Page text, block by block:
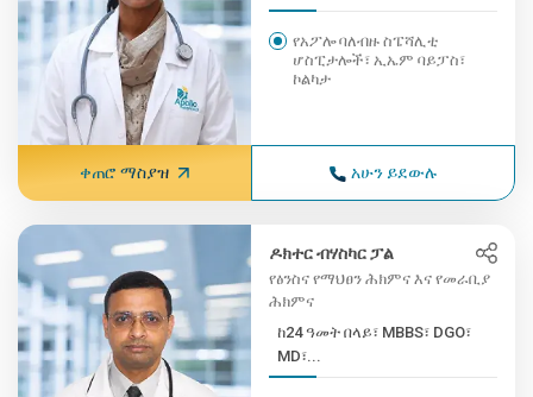
የአፖሎ ባለብዙ ስፔሻሊቲ
ሆስፒታሎች፣ ኢኤም ባይፓስ፣
ኮልካታ
ቀጠሮ ማስያዝ አሁን ይደውሉ
ዶክተር ብሃስካር ፓል
የፅንስና የማህፀን ሕክምና እና የመራቢያ
ሕክምና
ከ24 ዓመት በላይ፣ MBBS፣ DGO፣
MD፣...